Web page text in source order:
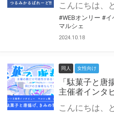
#WEBオンリー #イ
マルシェ
2024.10.18
同人 女性向け
「駄菓子と唐
主催者インタ